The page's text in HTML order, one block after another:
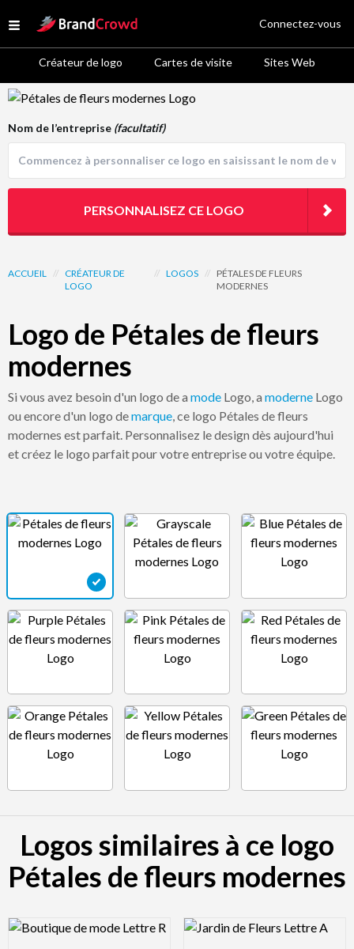
Open menu
Site Logo
Créateur de logo Cartes de visite Sites Web
Connectez-vous
Logo Template Preview
ACCUEIL // CRÉATEUR DE
LOGO
// LOGOS //
PÉTALES DE FLEURS
MODERNES
Logo de Pétales de fleurs
modernes
Si vous avez besoin d'un logo de a mode Logo, a moderne Logo
ou encore d'un logo demarque, ce logo Pétales de fleurs
modernes est parfait. Personnalisez le design dès aujourd'hui
et créez le logo parfait pour votre entreprise ou votre équipe.
Nom de l’entreprise (facultatif)
PERSONNALISEZ CE LOGO
Logos similaires à ce logo
Pétales de fleurs modernes
Logo Preview Image Logo Preview Image